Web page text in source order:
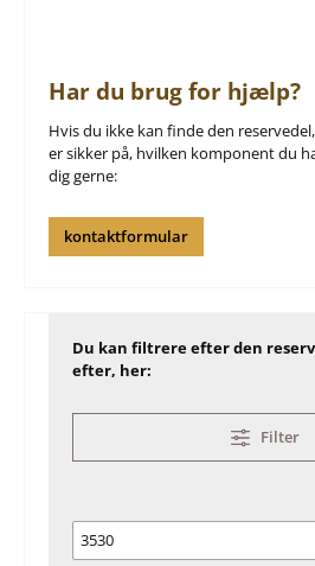
Har du brug for hjælp?
Hvis du ikke kan finde den
er sikker på, hvilken komponent du
dig gerne:
kontaktformular
Du kan filtrere efter den
efter, her:
Filter
3530